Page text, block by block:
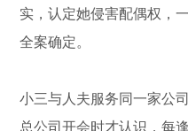
实，认定她侵害配偶权，
全案确定。
小三与人夫服务同一家公
总公司开会时才认识，每